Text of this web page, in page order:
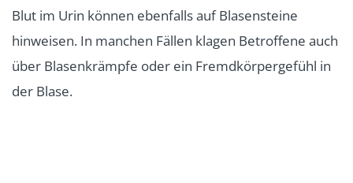
Blut im Urin können ebenfalls auf Blasensteine
hinweisen. In manchen Fällen klagen Betroffene auch
über Blasenkrämpfe oder ein Fremdkörpergefühl in
der Blase.